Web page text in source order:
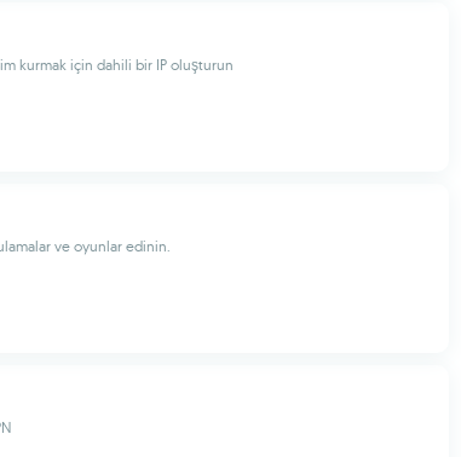
kurmak için dahili bir IP oluşturun
ve oyunlar edinin.